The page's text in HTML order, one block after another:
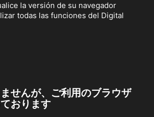
la versión de su navegador
todas las funciones del Digital
せんが、ご利用のブラウザ
おります